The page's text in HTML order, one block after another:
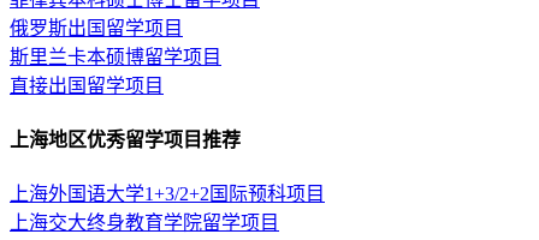
俄罗斯出国留学项目
斯里兰卡本硕博留学项目
直接出国留学项目
上海地区优秀留学项目推荐
上海外国语大学1+3/2+2国际预科项目
上海交大终身教育学院留学项目